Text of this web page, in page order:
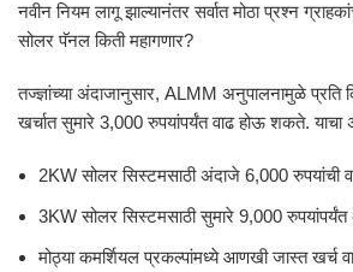
नवीन नियम लागू झाल्यानंतर सर्वात मोठा प्रश्न
सोलर पॅनल किती महागणार?
तज्ज्ञांच्या अंदाजानुसार, ALMM अनुपालनामुळे प्रति
खर्चात सुमारे 3,000 रुपयांपर्यंत वाढ होऊ शकते. याचा
2KW सोलर सिस्टमसाठी अंदाजे 6,000 रुपयांची
3KW सोलर सिस्टमसाठी सुमारे 9,000 रुपयांपर्यंत
मोठ्या कमर्शियल प्रकल्पांमध्ये आणखी जास्त खर्च